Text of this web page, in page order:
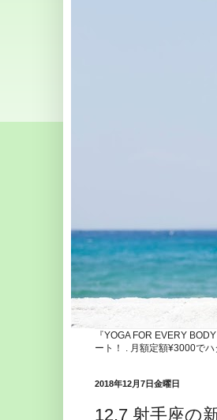
『YOGA FOR EVERY
ート！ . 月額定額¥3000で
2018年12月7日金曜日
12.7 射手座の